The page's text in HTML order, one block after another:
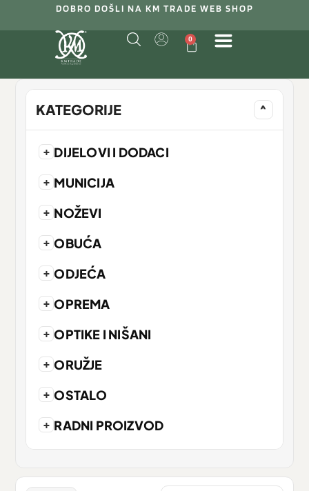
DOBRO DOŠLI NA KM TRADE WEB SHOP
0
KATEGORIJE ^
+ DIJELOVI I DODACI
+ MUNICIJA
+ NOŽEVI
+ OBUĆA
+ ODJEĆA
+ OPREMA
+ OPTIKE I NIŠANI
+ ORUŽJE
+ OSTALO
+ RADNI PROIZVOD